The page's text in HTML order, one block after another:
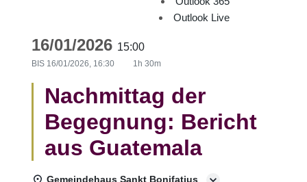
Outlook Live
16/01/2026 15:00
BIS 16/01/2026, 16:30 1h 30m
Nachmittag der
Begegnung: Bericht
aus Guatemala
Gemeindehaus Sankt Bonifatius